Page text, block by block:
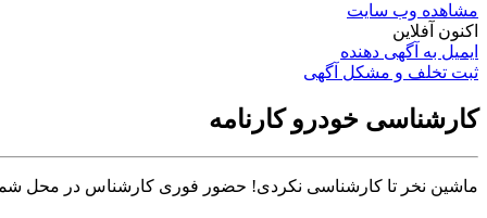
مشاهده وب سایت
اکنون آفلاین
ایمیل به آگهی دهنده
ثبت تخلف و مشکل آگهی
کارشناسی خودرو کارنامه
ماشین نخر تا کارشناسی نکردی! حضور فوری کارشناس در محل شما تا ۳۰